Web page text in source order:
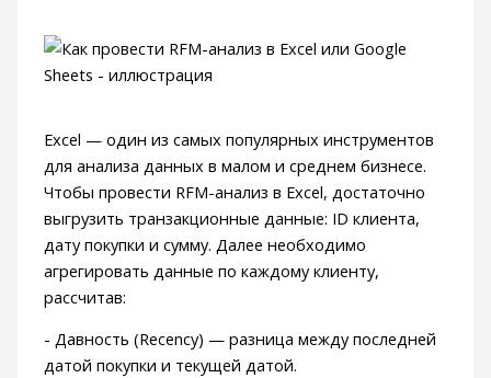
Excel — один из самых популярных инструментов
для анализа данных в малом и среднем бизнесе.
Чтобы провести RFM-анализ в Excel, достаточно
выгрузить транзакционные данные: ID клиента,
дату покупки и сумму. Далее необходимо
агрегировать данные по каждому клиенту,
рассчитав:
- Давность (Recency) — разница между последней
датой покупки и текущей датой.